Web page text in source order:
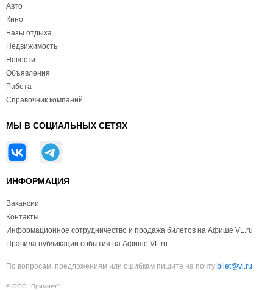
Авто
Кино
Базы отдыха
Недвижимость
Новости
Объявления
Работа
Справочник компаний
МЫ В СОЦИАЛЬНЫХ СЕТЯХ
ИНФОРМАЦИЯ
Вакансии
Контакты
Информационное сотрудничество и продажа билетов на Афише VL.ru
Правила публикации события на Афише VL.ru
По вопросам, предложениям или ошибкам пишите на почту bilet@vl.ru
© ООО "Примнет"